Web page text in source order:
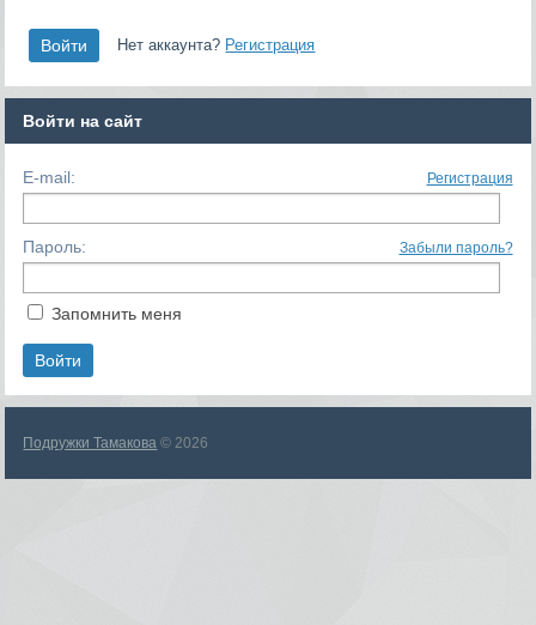
Нет аккаунта? Регистрация
Войти на сайт
E-mail: Регистрация
Пароль: Забыли пароль?
Запомнить меня
Подружки Тамакова © 2026